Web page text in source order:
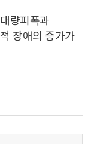
량피폭과
장애의 증가가